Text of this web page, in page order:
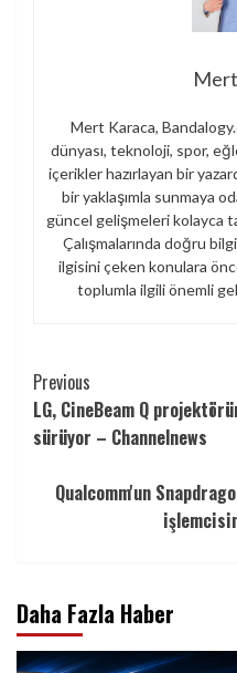
Mert Karaca,
dünyası, teknoloji, spor,
içerikler hazırlayan bir
bir yaklaşımla sunmaya
güncel gelişmeleri kolayca
Çalışmalarında doğru
ilgisini çeken konulara
toplumla ilgili önemli
Continue
Reading
Previous
LG, CineBeam Q
sürüyor – Channelnews
Qualcomm'un
Daha Fazla Haber